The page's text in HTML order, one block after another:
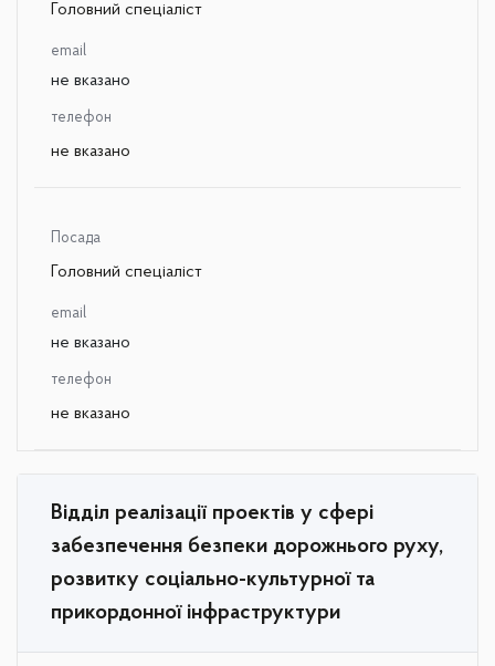
Головний спеціаліст
email
не вказано
телефон
не вказано
Посада
Головний спеціаліст
email
не вказано
телефон
не вказано
Відділ реалізації проектів у сфері
забезпечення безпеки дорожнього руху,
розвитку соціально-культурної та
прикордонної інфраструктури